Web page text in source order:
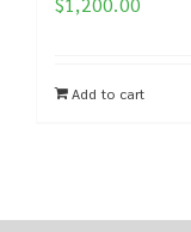
Add to cart